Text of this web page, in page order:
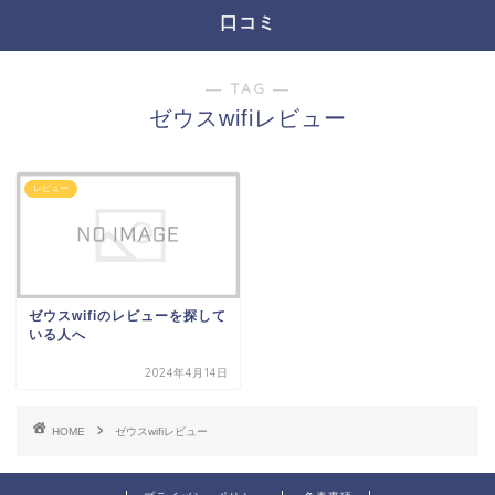
口コミ
― TAG ―
ゼウスwifiレビュー
レビュー
ゼウスwifiのレビューを探して
いる人へ
2024年4月14日
HOME ゼウスwifiレビュー